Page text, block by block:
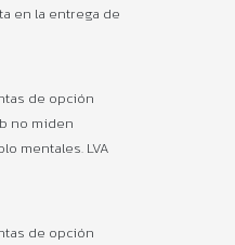
en la entrega de
de opción
no miden
mentales. LVA
de opción